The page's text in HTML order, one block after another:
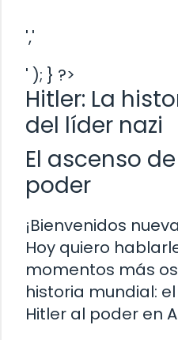
','
' ); } ?>
Hitler: La
del líder nazi
El ascenso
poder
¡Bienvenidos
Hoy quiero
momentos más
historia mundial:
Hitler al poder en